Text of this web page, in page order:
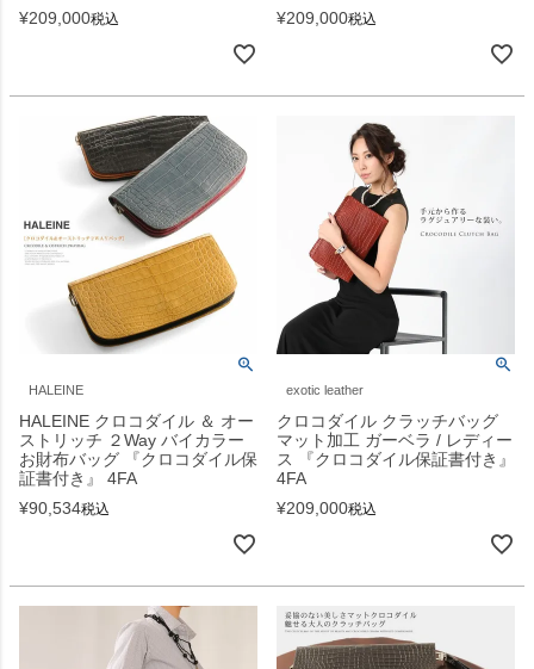
¥209,000税込
¥209,000税込
HALEINE
HALEINE クロコダイル ＆ オー
ストリッチ ２Way バイカラー
お財布バッグ 『クロコダイル保
証書付き』 4FA
¥90,534税込
exotic leather
クロコダイル クラッチバッグ
マット加工 ガーベラ / レディー
ス 『クロコダイル保証書付き』
4FA
¥209,000税込